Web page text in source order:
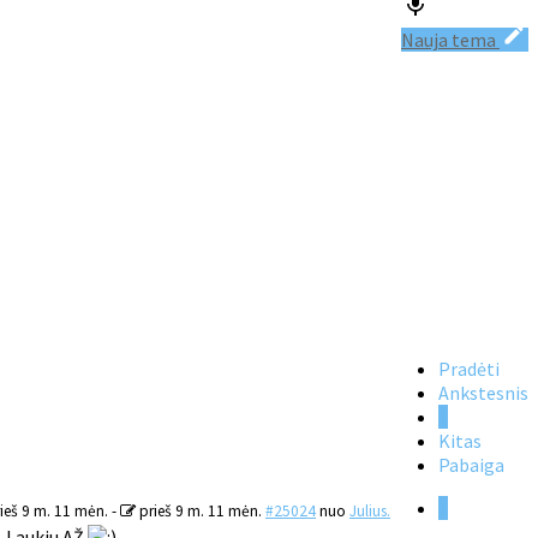
Nauja tema
Pradėti
Ankstesnis
Kitas
Pabaiga
9 m. 11 mėn. - prieš 9 m. 11 mėn. #25024nuo Julius.